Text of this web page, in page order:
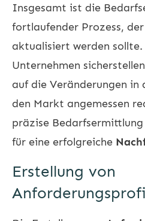
Insgesamt ist die
fortlaufender Prozess,
aktualisiert werden sollte.
Unternehmen
auf die Veränderungen in
den Markt angemessen
präzise
für eine erfolgreiche
Erstellung von